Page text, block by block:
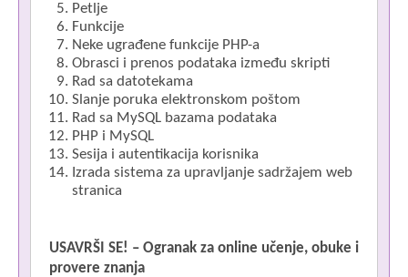
Petlje
Funkcije
Neke ugrađene funkcije PHP-a
Obrasci i prenos podataka između skripti
Rad sa datotekama
Slanje poruka elektronskom poštom
Rad sa MySQL bazama podataka
PHP i MySQL
Sesija i autentikacija korisnika
Izrada sistema za upravljanje sadržajem web
stranica
USAVRŠI SE! – Ogranak za online učenje, obuke i
provere znanja